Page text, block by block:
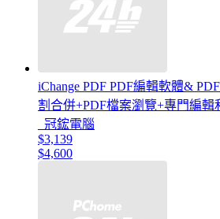
iChange PDF PDF編輯軟體&
割合併+PDF檔案瀏覽+專門編輯
_冠鋐電腦
$3,139
$4,600